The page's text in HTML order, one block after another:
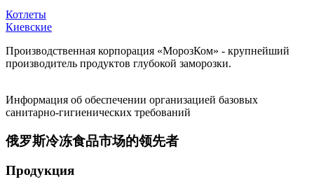
Котлеты
Киевские
Производственная корпорация «МорозКом» - крупнейший
производитель продуктов глубокой заморозки.
Информация об обеспечении организацией базовых
санитарно-гигиенических требований
俄罗斯冷冻食品市场的领先者
Продукция